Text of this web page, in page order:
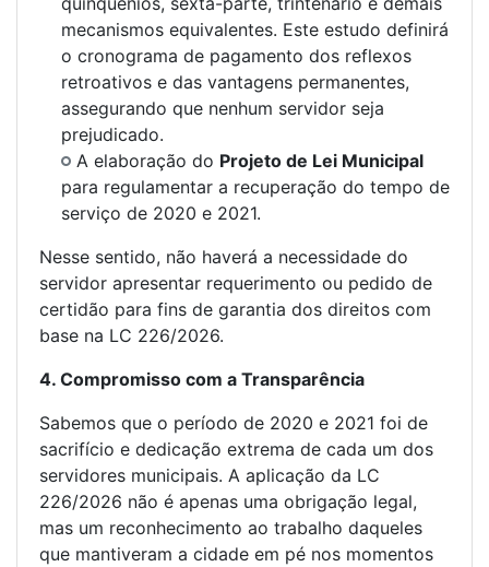
mecanismos equivalentes. Este estudo definirá
o cronograma de pagamento dos reflexos
retroativos e das vantagens permanentes,
assegurando que nenhum servidor seja
prejudicado.
A elaboração do Projeto de Lei Municipal
para regulamentar a recuperação do tempo de
serviço de 2020 e 2021.
Nesse sentido, não haverá a necessidade do
servidor apresentar requerimento ou pedido de
certidão para fins de garantia dos direitos com
base na LC 226/2026.
4. Compromisso com a Transparência
Sabemos que o período de 2020 e 2021 foi de
sacrifício e dedicação extrema de cada um dos
servidores municipais. A aplicação da LC
226/2026 não é apenas uma obrigação legal,
mas um reconhecimento ao trabalho daqueles
que mantiveram a cidade em pé nos momentos